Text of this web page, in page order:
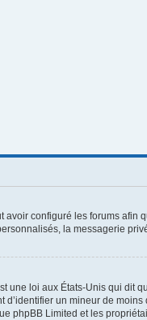
configuré les forums
la messagerie
une loi aux États-Unis qui dit
un mineur de
phpBB Limited et les